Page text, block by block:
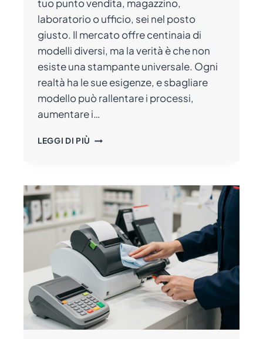
tuo punto vendita, magazzino,
laboratorio o ufficio, sei nel posto
giusto. Il mercato offre centinaia di
modelli diversi, ma la verità è che non
esiste una stampante universale. Ogni
realtà ha le sue esigenze, e sbagliare
modello può rallentare i processi,
aumentare i…
LEGGI DI PIÙ COSA
ACQUISTARE
UNA
STAMPANTE
DI
ETICHETTE